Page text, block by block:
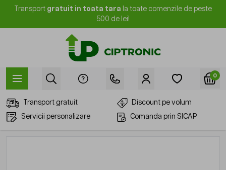
Mergi la Conținut
Transport gratuit in toata tara la toate comenzile de peste
500 de lei!
0
Transport gratuit
Discount pe volum
Servicii personalizare
Comanda prin SICAP